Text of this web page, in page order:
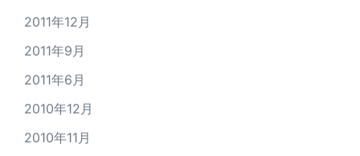
2011年12月
2011年9月
2011年6月
2010年12月
2010年11月